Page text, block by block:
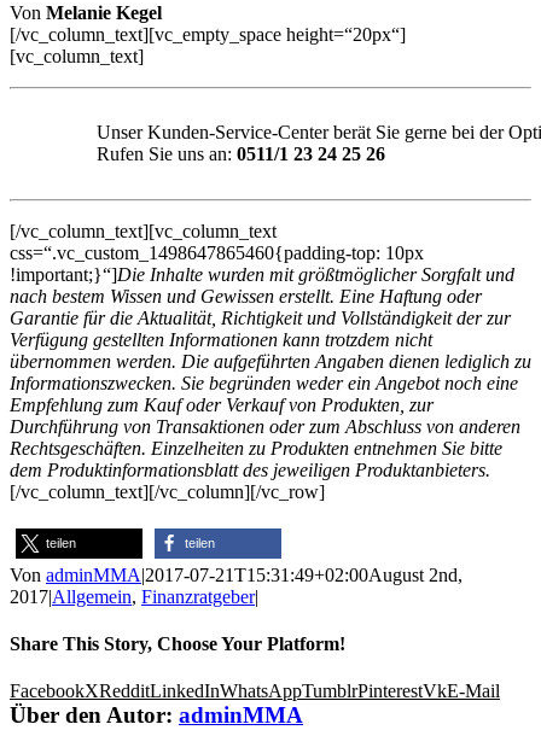
Von Melanie Kegel
[/vc_column_text][vc_empty_space height=“20px“]
[vc_column_text]
Unser Kunden-Service-Center berät Sie gerne bei der
Rufen Sie uns an: 0511/1 23 24 25 26
[/vc_column_text][vc_column_text
css=“.vc_custom_1498647865460{padding-top: 10px
!important;}“]Die Inhalte wurden mit größtmöglicher Sorgfalt und
nach bestem Wissen und Gewissen erstellt. Eine Haftung oder
Garantie für die Aktualität, Richtigkeit und Vollständigkeit der zur
Verfügung gestellten Informationen kann trotzdem nicht
übernommen werden. Die aufgeführten Angaben dienen lediglich zu
Informationszwecken. Sie begründen weder ein Angebot noch eine
Empfehlung zum Kauf oder Verkauf von Produkten, zur
Durchführung von Transaktionen oder zum Abschluss von anderen
Rechtsgeschäften. Einzelheiten zu Produkten entnehmen Sie bitte
dem Produktinformationsblatt des jeweiligen Produktanbieters.
[/vc_column_text][/vc_column][/vc_row]
teilen teilen
Von adminMMA|2017-07-21T15:31:49+02:00August 2nd,
2017|Allgemein, Finanzratgeber|
Share This Story, Choose Your Platform!
FacebookXRedditLinkedInWhatsAppTumblrPinterestVkE-Mail
Über den Autor: adminMMA